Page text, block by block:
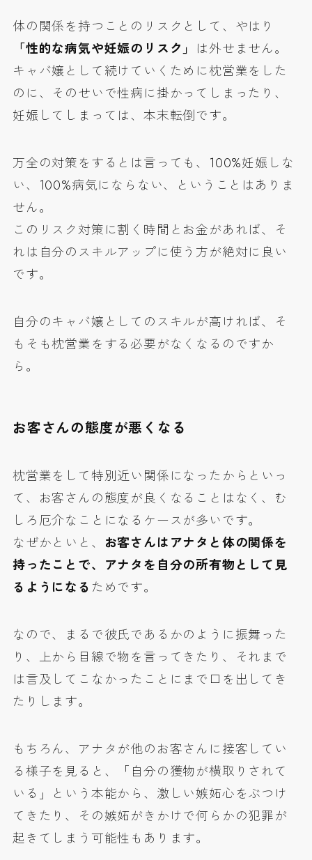
体の関係を持つことのリスクとして、やはり
「性的な病気や妊娠のリスク」 は外せません。
キャバ嬢として続けていくために枕営業をした
のに、そのせいで性病に掛かってしまったり、
妊娠してしまっては、本末転倒です。
万全の対策をするとは言っても、100%妊娠しな
い、100%病気にならない、ということはありま
せん。
このリスク対策に割く時間とお金があれば、そ
れは自分のスキルアップに使う方が絶対に良い
です。
自分のキャバ嬢としてのスキルが高ければ、そ
もそも枕営業をする必要がなくなるのですか
ら。
お客さんの態度が悪くなる
枕営業をして特別近い関係になったからといっ
て、お客さんの態度が良くなることはなく、む
しろ厄介なことになるケースが多いです。
なぜかといと、 お客さんはアナタと体の関係を
持ったことで、アナタを自分の所有物として見
るようになる ためです。
なので、まるで彼氏であるかのように振舞った
り、上から目線で物を言ってきたり、それまで
は言及してこなかったことにまで口を出してき
たりします。
もちろん、アナタが他のお客さんに接客してい
る様子を見ると、「自分の獲物が横取りされて
いる」という本能から、激しい嫉妬心をぶつけ
てきたり、その嫉妬がきかけで何らかの犯罪が
起きてしまう可能性もあります。